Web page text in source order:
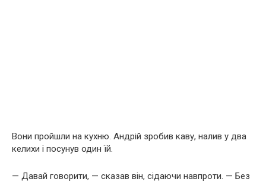
Вони пройшли на кухню. Андрій зробив каву, налив у два
келихи і посунув один їй.
— Давай говорити, — сказав він, сідаючи навпроти. — Без